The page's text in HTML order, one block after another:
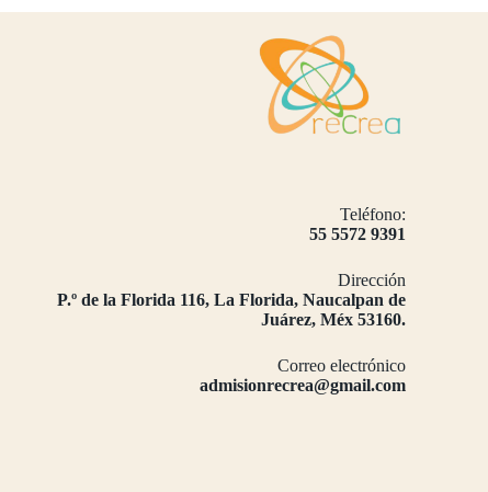
Teléfono:
55 5572 9391
Dirección
​P.º de la Florida 116, La Florida, Naucalpan de
Juárez, Méx 53160.
Correo electrónico
admisionrecrea@gmail.com